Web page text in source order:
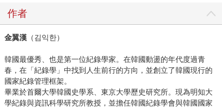
作者
金翼漢（김익한）
韓國最優秀、也是第一位紀錄學家。在韓國動盪的年代度過青
春，在「紀錄學」中找到人生前行的方向，並創立了韓國現行的
國家紀錄管理框架。
畢業於首爾大學韓國史學系、東京大學歷史研究所。現為明知大
學紀錄與資訊科學研究所教授，並擔任韓國紀錄學會與韓國國家